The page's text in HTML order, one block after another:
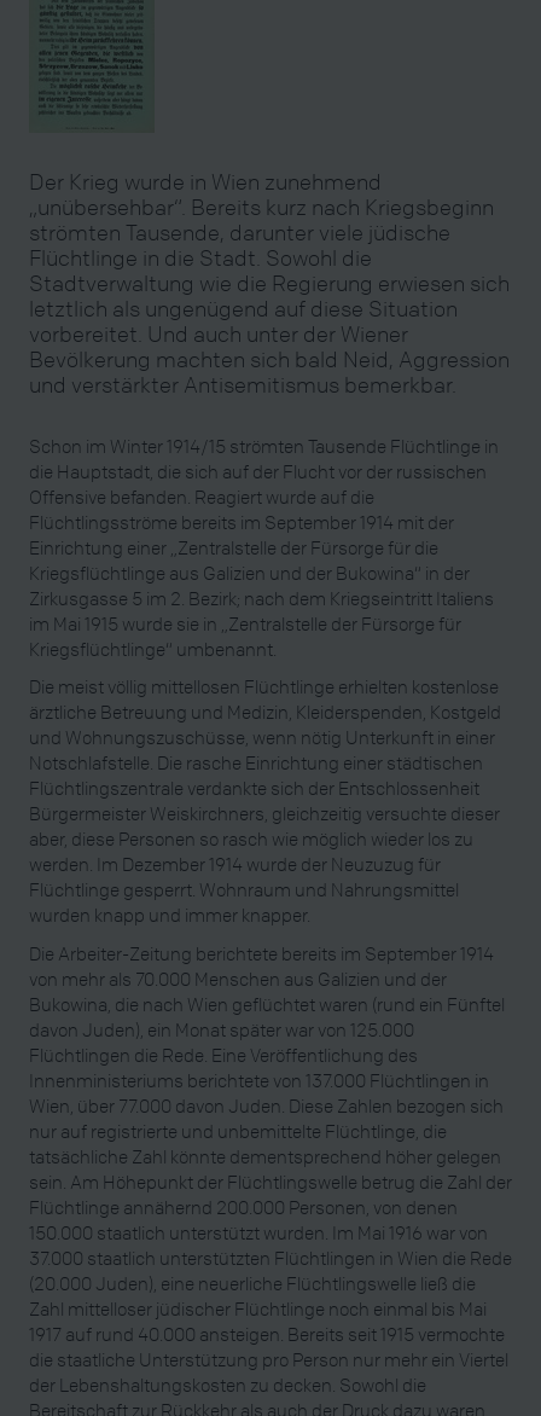
Der Krieg wurde in Wien zunehmend
„unübersehbar“. Bereits kurz nach Kriegsbeginn
strömten Tausende, darunter viele jüdische
Flüchtlinge in die Stadt. Sowohl die
Stadtverwaltung wie die Regierung erwiesen sich
letztlich als ungenügend auf diese Situation
vorbereitet. Und auch unter der Wiener
Bevölkerung machten sich bald Neid, Aggression
und verstärkter Antisemitismus bemerkbar.
Schon im Winter 1914/15 strömten Tausende Flüchtlinge in
die Hauptstadt, die sich auf der Flucht vor der russischen
Offensive befanden. Reagiert wurde auf die
Flüchtlingsströme bereits im September 1914 mit der
Einrichtung einer „Zentralstelle der Fürsorge für die
Kriegsflüchtlinge aus Galizien und der Bukowina“ in der
Zirkusgasse 5 im 2. Bezirk; nach dem Kriegseintritt Italiens
im Mai 1915 wurde sie in „Zentralstelle der Fürsorge für
Kriegsflüchtlinge“ umbenannt.
Die meist völlig mittellosen Flüchtlinge erhielten kostenlose
ärztliche Betreuung und Medizin, Kleiderspenden, Kostgeld
und Wohnungszuschüsse, wenn nötig Unterkunft in einer
Notschlafstelle. Die rasche Einrichtung einer städtischen
Flüchtlingszentrale verdankte sich der Entschlossenheit
Bürgermeister Weiskirchners, gleichzeitig versuchte dieser
aber, diese Personen so rasch wie möglich wieder los zu
werden. Im Dezember 1914 wurde der Neuzuzug für
Flüchtlinge gesperrt. Wohnraum und Nahrungsmittel
wurden knapp und immer knapper.
Die Arbeiter-Zeitung berichtete bereits im September 1914
von mehr als 70.000 Menschen aus Galizien und der
Bukowina, die nach Wien geflüchtet waren (rund ein Fünftel
davon Juden), ein Monat später war von 125.000
Flüchtlingen die Rede. Eine Veröffentlichung des
Innenministeriums berichtete von 137.000 Flüchtlingen in
Wien, über 77.000 davon Juden. Diese Zahlen bezogen sich
nur auf registrierte und unbemittelte Flüchtlinge, die
tatsächliche Zahl könnte dementsprechend höher gelegen
sein. Am Höhepunkt der Flüchtlingswelle betrug die Zahl der
Flüchtlinge annähernd 200.000 Personen, von denen
150.000 staatlich unterstützt wurden. Im Mai 1916 war von
37.000 staatlich unterstützten Flüchtlingen in Wien die Rede
(20.000 Juden), eine neuerliche Flüchtlingswelle ließ die
Zahl mittelloser jüdischer Flüchtlinge noch einmal bis Mai
1917 auf rund 40.000 ansteigen. Bereits seit 1915 vermochte
die staatliche Unterstützung pro Person nur mehr ein Viertel
der Lebenshaltungskosten zu decken. Sowohl die
Bereitschaft zur Rückkehr als auch der Druck dazu waren